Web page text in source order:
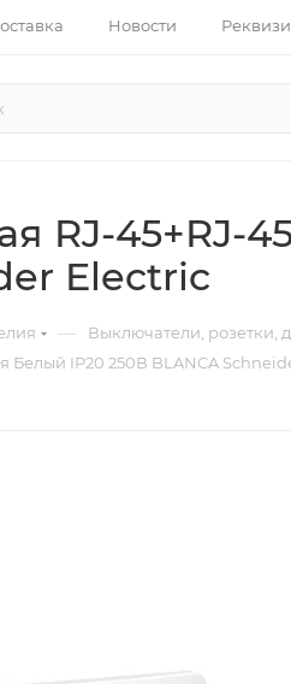
Новости
RJ-45+RJ-
Electric
— Выключатели, розетки,
Белый IP20 250В BLANCA